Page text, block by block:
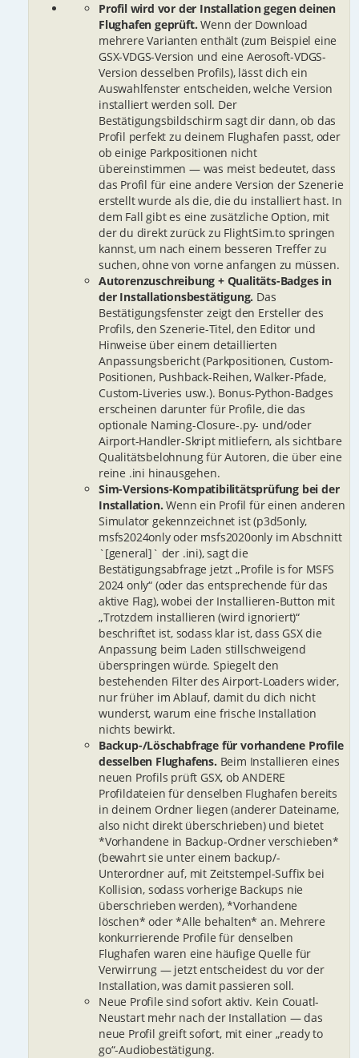
Profil wird vor der Installation gegen deinen
Flughafen geprüft. Wenn der Download
mehrere Varianten enthält (zum Beispiel eine
GSX-VDGS-Version und eine Aerosoft-VDGS-
Version desselben Profils), lässt dich ein
Auswahlfenster entscheiden, welche Version
installiert werden soll. Der
Bestätigungsbildschirm sagt dir dann, ob das
Profil perfekt zu deinem Flughafen passt, oder
ob einige Parkpositionen nicht
übereinstimmen — was meist bedeutet, dass
das Profil für eine andere Version der Szenerie
erstellt wurde als die, die du installiert hast. In
dem Fall gibt es eine zusätzliche Option, mit
der du direkt zurück zu FlightSim.to springen
kannst, um nach einem besseren Treffer zu
suchen, ohne von vorne anfangen zu müssen.
Autorenzuschreibung + Qualitäts-Badges in
der Installationsbestätigung. Das
Bestätigungsfenster zeigt den Ersteller des
Profils, den Szenerie-Titel, den Editor und
Hinweise über einem detaillierten
Anpassungsbericht (Parkpositionen, Custom-
Positionen, Pushback-Reihen, Walker-Pfade,
Custom-Liveries usw.). Bonus-Python-Badges
erscheinen darunter für Profile, die das
optionale Naming-Closure-.py- und/oder
Airport-Handler-Skript mitliefern, als sichtbare
Qualitätsbelohnung für Autoren, die über eine
reine .ini hinausgehen.
Sim-Versions-Kompatibilitätsprüfung bei der
Installation. Wenn ein Profil für einen anderen
Simulator gekennzeichnet ist (p3d5only,
msfs2024only oder msfs2020only im Abschnitt
`[general]` der .ini), sagt die
Bestätigungsabfrage jetzt „Profile is for MSFS
2024 only“ (oder das entsprechende für das
aktive Flag), wobei der Installieren-Button mit
„Trotzdem installieren (wird ignoriert)“
beschriftet ist, sodass klar ist, dass GSX die
Anpassung beim Laden stillschweigend
überspringen würde. Spiegelt den
bestehenden Filter des Airport-Loaders wider,
nur früher im Ablauf, damit du dich nicht
wunderst, warum eine frische Installation
nichts bewirkt.
Backup-/Löschabfrage für vorhandene Profile
desselben Flughafens. Beim Installieren eines
neuen Profils prüft GSX, ob ANDERE
Profildateien für denselben Flughafen bereits
in deinem Ordner liegen (anderer Dateiname,
also nicht direkt überschrieben) und bietet
*Vorhandene in Backup-Ordner verschieben*
(bewahrt sie unter einem backup/-
Unterordner auf, mit Zeitstempel-Suffix bei
Kollision, sodass vorherige Backups nie
überschrieben werden), *Vorhandene
löschen* oder *Alle behalten* an. Mehrere
konkurrierende Profile für denselben
Flughafen waren eine häufige Quelle für
Verwirrung — jetzt entscheidest du vor der
Installation, was damit passieren soll.
Neue Profile sind sofort aktiv. Kein Couatl-
Neustart mehr nach der Installation — das
neue Profil greift sofort, mit einer „ready to
go“-Audiobestätigung.